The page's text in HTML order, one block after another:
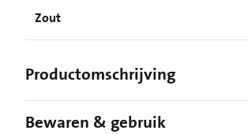
Zout
Productomschrijving
Bewaren & gebruik